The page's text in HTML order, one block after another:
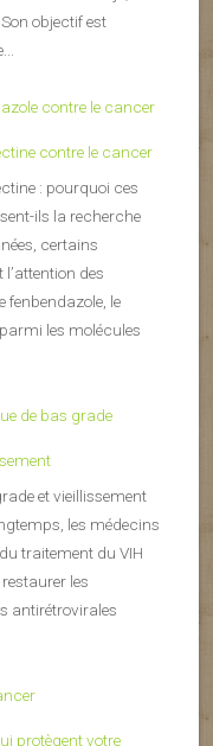
objectif est
contre le cancer
: pourquoi ces
ils la recherche
certains
des
fenbendazole, le
les molécules
et vieillissement
les médecins
traitement du VIH
les
antirétrovirales
protègent votre